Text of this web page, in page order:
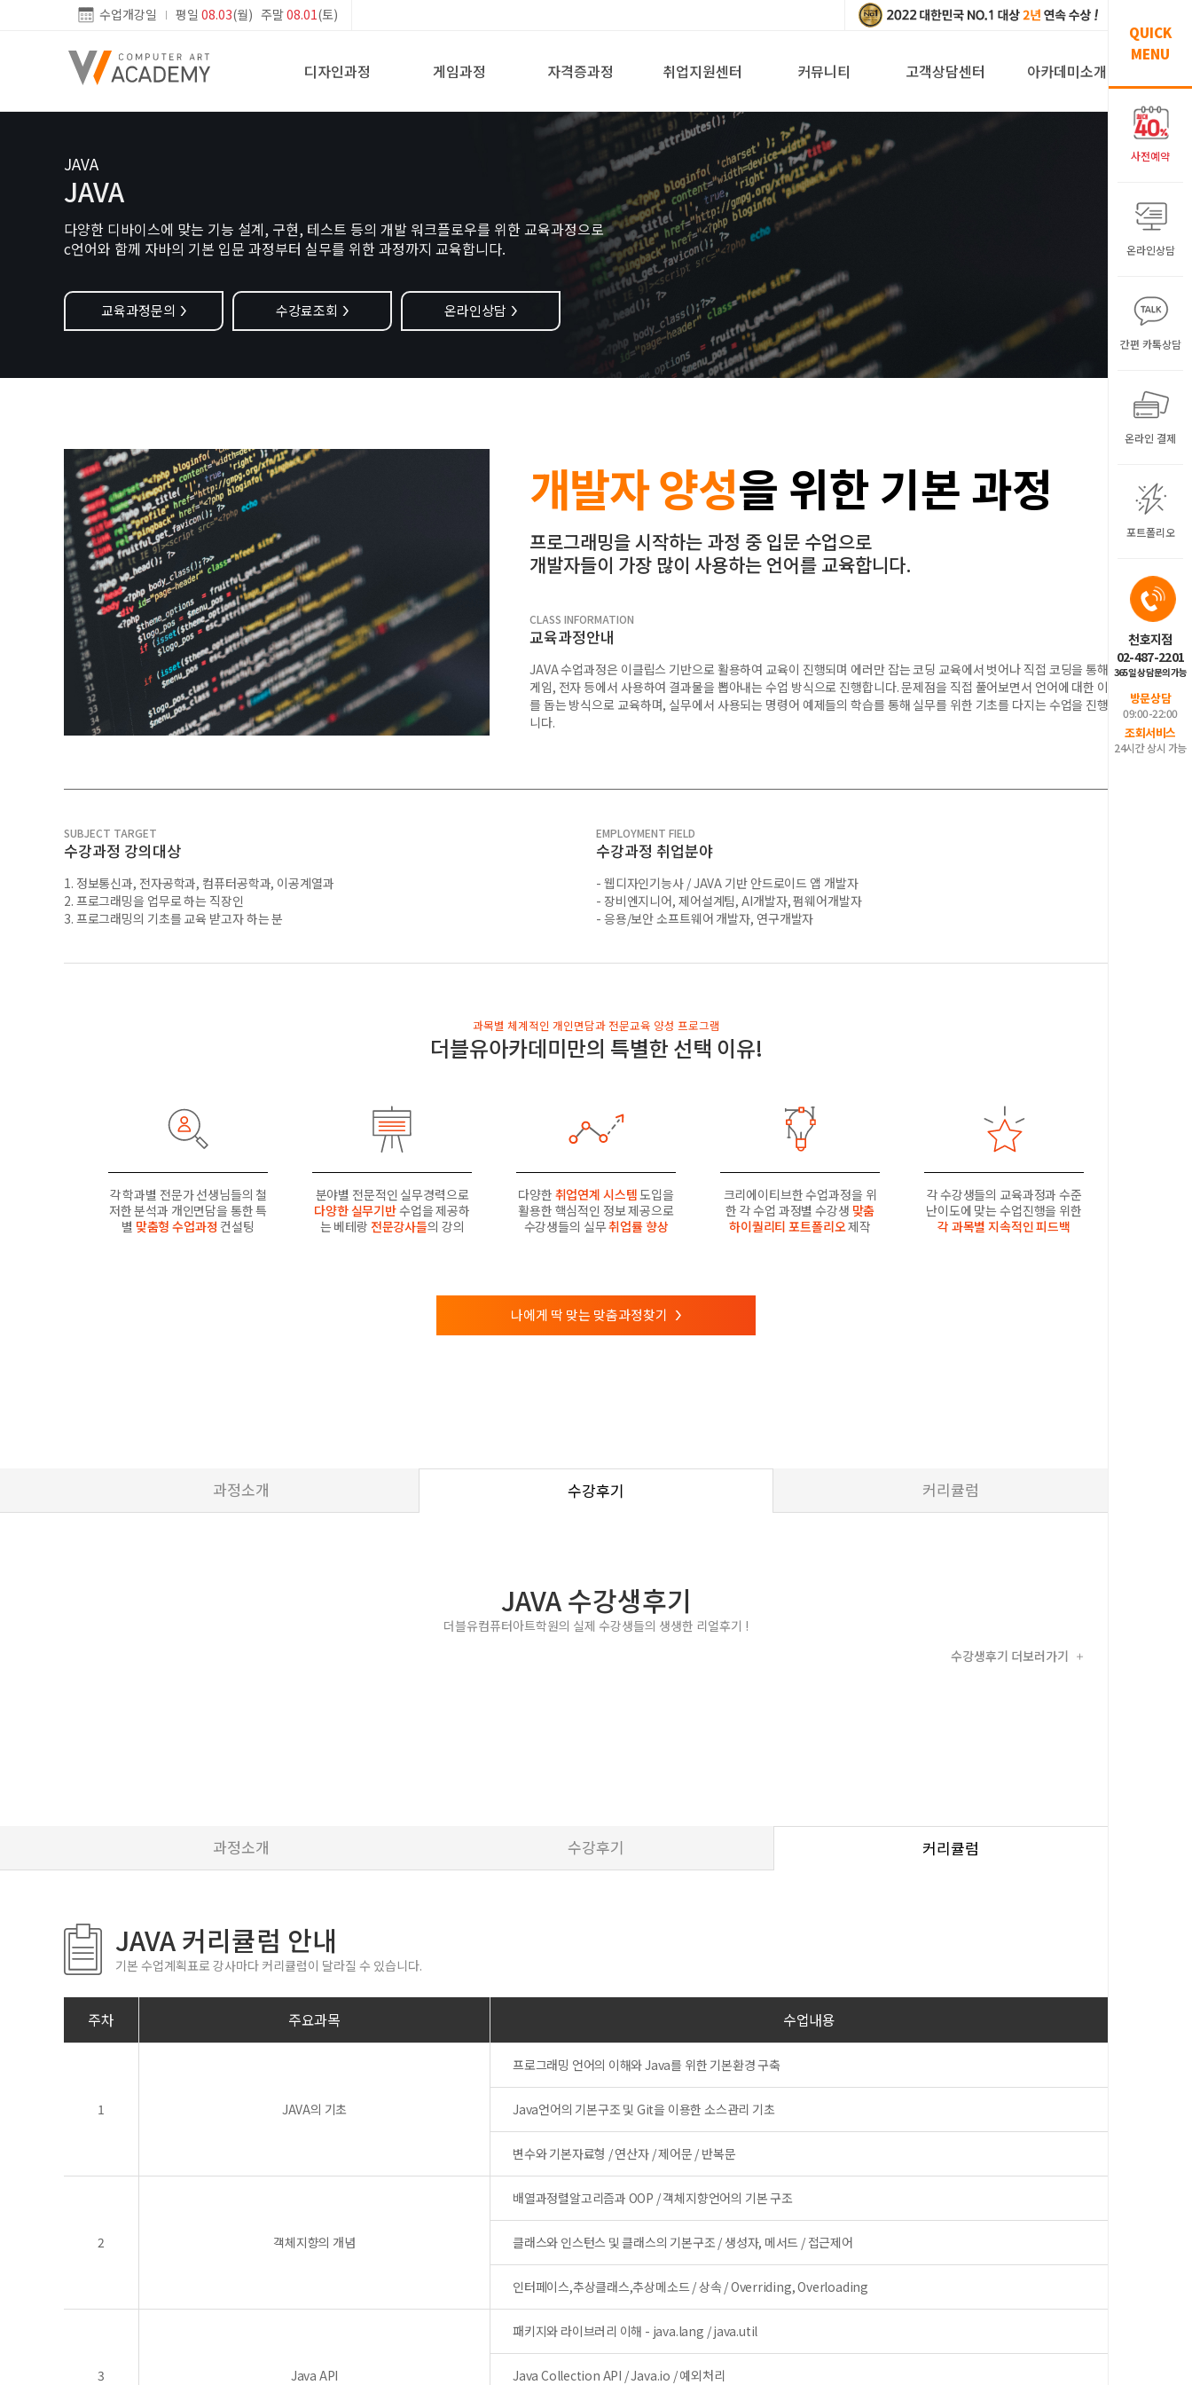
수업개강일 평일 08.03(월) 주말08.01(토)
디자인과정 게임과정 자격증과정 취업지원센터 커뮤니티 고객상담센터 아카데미소개
QUICK
MENU
사전예약
온라인상담
간편 카톡상담
온라인 결제
포트폴리오
천호지점
02-487-2201
365일 상담문의가능
방문상담
09:00-22:00
조회서비스
24시간 상시 가능
JAVA
JAVA
다양한 디바이스에 맞는 기능 설계, 구현, 테스트 등의 개발 워크플로우를 위한 교육과정으로
c언어와 함께 자바의 기본 입문 과정부터 실무를 위한 과정까지 교육합니다.
교육과정문의 > 수강료조회 > 온라인상담 >
개발자 양성을 위한 기본 과정
프로그래밍을 시작하는 과정 중 입문 수업으로
개발자들이 가장 많이 사용하는 언어를 교육합니다.
CLASS INFORMATION
교육과정안내
JAVA 수업과정은 이클립스 기반으로 활용하여 교육이 진행되며 에러만 잡는 코딩 교육에서 벗어나 직접 코딩을 통해 웹,
게임, 전자 등에서 사용하여 결과물을 뽑아내는 수업 방식으로 진행합니다. 문제점을 직접 풀어보면서 언어에 대한 이해
를 돕는 방식으로 교육하며, 실무에서 사용되는 명령어 예제들의 학습를 통해 실무를 위한 기초를 다지는 수업을 진행합
니다.
SUBJECT TARGET
수강과정 강의대상
1. 정보통신과, 전자공학과, 컴퓨터공학과, 이공계열과
2. 프로그래밍을 업무로 하는 직장인
3. 프로그래밍의 기초를 교육 받고자 하는 분
EMPLOYMENT FIELD
수강과정 취업분야
- 웹디자인기능사 / JAVA 기반 안드로이드 앱 개발자
- 장비엔지니어, 제어설계팀, AI개발자, 펌웨어개발자
- 응용/보안 소프트웨어 개발자, 연구개발자
과목별 체계적인 개인면담과 전문교육 양성 프로그램
더블유아카데미만의 특별한 선택 이유!
각 학과별 전문가 선생님들의 철
저한 분석과 개인면담을 통한 특
별 맞춤형 수업과정 컨설팅
분야별 전문적인 실무경력으로
다양한 실무기반수업을 제공하
는 베테랑 전문강사들의 강의
다양한 취업연계 시스템도입을
활용한 핵심적인 정보 제공으로
수강생들의 실무취업률 향상
크리에이티브한 수업과정을 위
한 각 수업 과정별 수강생 맞춤
하이퀄리티 포트폴리오제작
각 수강생들의 교육과정과 수준
난이도에 맞는 수업진행을 위한
각 과목별 지속적인 피드백
나에게 딱 맞는 맞춤과정찾기 >
과정소개 수강후기 커리큘럼
JAVA 수강생후기
더블유컴퓨터아트학원의 실제 수강생들의 생생한 리얼후기 !
수강생후기 더보러가기
+
과정소개 수강후기 커리큘럼
JAVA 커리큘럼 안내
기본 수업계획표로 강사마다 커리큘럼이 달라질 수 있습니다.
주차 주요과목 수업내용
1 JAVA의 기초
프로그래밍 언어의 이해와 Java를 위한 기본환경 구축
Java언어의 기본구조 및 Git을 이용한 소스관리 기초
변수와 기본자료형 / 연산자 / 제어문 / 반복문
2 객체지향의 개념
배열과정렬알고리즘과 OOP / 객체지향언어의 기본 구조
클래스와 인스턴스 및 클래스의 기본구조 / 생성자, 메서드 / 접근제어
인터페이스,추상클래스,추상메소드 / 상속 / Overriding, Overloading
3 Java API
패키지와 라이브러리 이해 - java.lang / java.util
Java Collection API / Java.io / 예외처리